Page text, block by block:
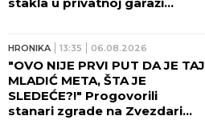
HRONIKA 13:35 06.08.2026
"OVO NIJE PRVI PUT DA JE TAJ
MLADIĆ META, ŠTA JE
SLEDEĆE?!" Progovorili
stanari zgrade na Zvezdari